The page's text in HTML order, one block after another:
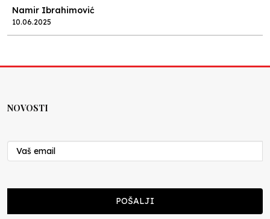
Namir Ibrahimović
10.06.2025
Nenad Veličković
29.10.2024
Cuke i djeca
NOVOSTI
POŠALJI